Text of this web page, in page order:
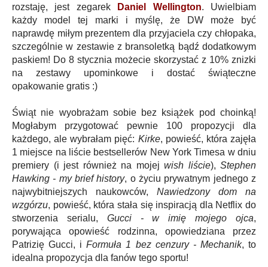
rozstaję, jest zegarek
Daniel Wellington. Uwielbiam
każdy model tej marki i myślę, że DW może być
naprawdę miłym prezentem dla przyjaciela czy chłopaka,
szczególnie w zestawie z bransoletką bądź dodatkowym
paskiem! Do 8 stycznia możecie skorzystać z 10% znizki
na zestawy upominkowe i dostać świąteczne
opakowanie gratis :)
Świąt nie wyobrażam sobie bez książek pod choinką!
Mogłabym przygotować pewnie 100 propozycji dla
każdego, ale wybrałam pięć: Kirke, powieść, która zajęła
1 miejsce na liście bestsellerów New York Timesa w dniu
premiery (i jest również na mojej wish liście), Stephen
Hawking - my brief history, o życiu prywatnym jednego z
najwybitniejszych naukowców, Nawiedzony dom na
wzgórzu, powieść, która stała się inspiracją dla Netflix do
stworzenia serialu, Gucci - w imię mojego ojca,
porywająca opowieść rodzinna, opowiedziana przez
Patrizię Gucci, iFormuła 1 bez cenzury - Mechanik, to
idealna propozycja dla fanów tego sportu!